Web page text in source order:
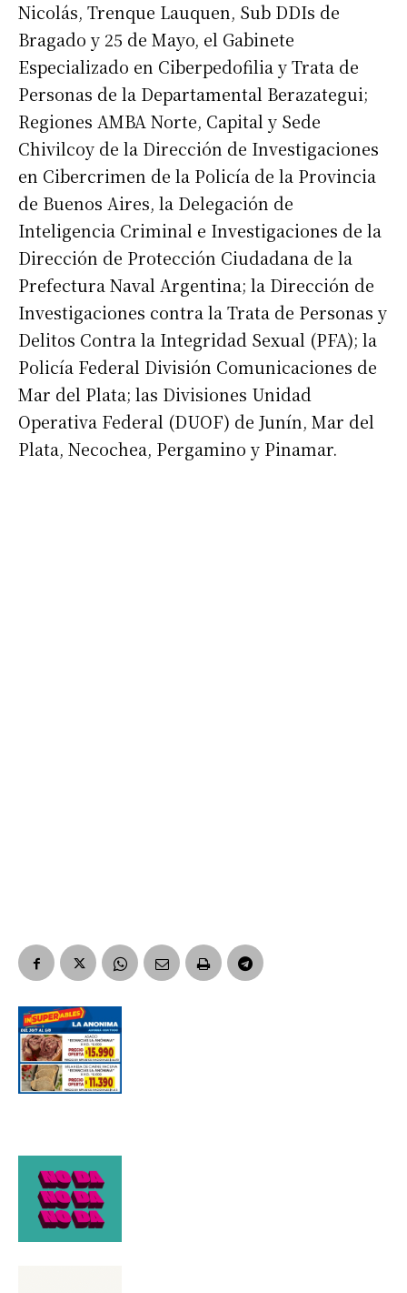
Nicolás, Trenque Lauquen, Sub DDIs de
Bragado y 25 de Mayo, el Gabinete
Especializado en Ciberpedofilia y Trata de
Personas de la Departamental Berazategui;
Regiones AMBA Norte, Capital y Sede
Chivilcoy de la Dirección de Investigaciones
en Cibercrimen de la Policía de la Provincia
de Buenos Aires, la Delegación de
Inteligencia Criminal e Investigaciones de la
Dirección de Protección Ciudadana de la
Prefectura Naval Argentina; la Dirección de
Investigaciones contra la Trata de Personas y
Delitos Contra la Integridad Sexual (PFA); la
Policía Federal División Comunicaciones de
Mar del Plata; las Divisiones Unidad
Operativa Federal (DUOF) de Junín, Mar del
Plata, Necochea, Pergamino y Pinamar.